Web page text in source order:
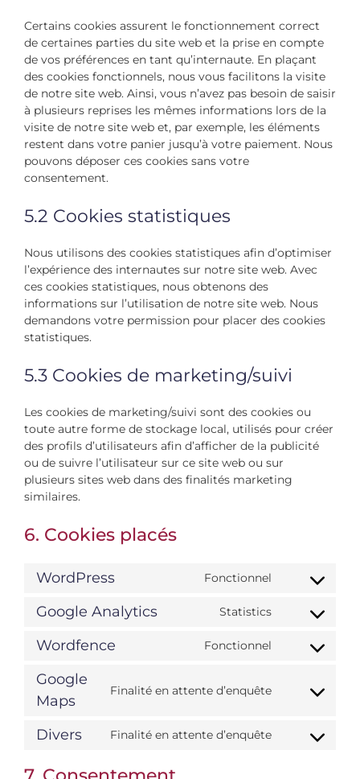
Certains cookies assurent le fonctionnement correct
de certaines parties du site web et la prise en compte
de vos préférences en tant qu’internaute. En plaçant
des cookies fonctionnels, nous vous facilitons la visite
de notre site web. Ainsi, vous n’avez pas besoin de saisir
à plusieurs reprises les mêmes informations lors de la
visite de notre site web et, par exemple, les éléments
restent dans votre panier jusqu’à votre paiement. Nous
pouvons déposer ces cookies sans votre
consentement.
5.2 Cookies statistiques
Nous utilisons des cookies statistiques afin d’optimiser
l’expérience des internautes sur notre site web. Avec
ces cookies statistiques, nous obtenons des
informations sur l’utilisation de notre site web. Nous
demandons votre permission pour placer des cookies
statistiques.
5.3 Cookies de marketing/suivi
Les cookies de marketing/suivi sont des cookies ou
toute autre forme de stockage local, utilisés pour créer
des profils d’utilisateurs afin d’afficher de la publicité
ou de suivre l’utilisateur sur ce site web ou sur
plusieurs sites web dans des finalités marketing
similaires.
6. Cookies placés
WordPress Fonctionnel
Consent
service
Google Analytics Statistics
Consent
service
analytics
Wordfence Fonctionnel
Consent
service
Google
Maps
Finalité en attente d’enquête
Consent
service
Divers Finalité en attente d’enquête
Consent